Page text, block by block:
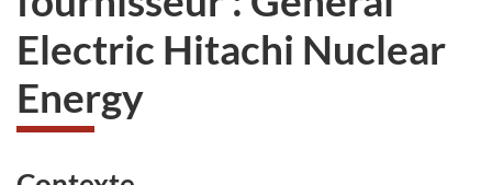
Electric Hitachi Nuclear
Energy